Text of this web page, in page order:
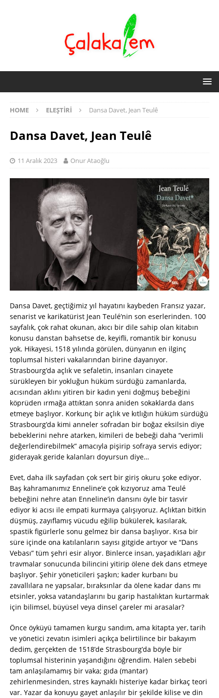
HOME ELEŞTIRI Dansa Davet, Jean Teulê
Dansa Davet, Jean Teulê
11 Aralık 2023 Onur Ataoğlu
Dansa Davet, geçtiğimiz yıl hayatını kaybeden Fransız yazar,
senarist ve karikatürist Jean Teulé’nin son eserlerinden. 100
sayfalık, çok rahat okunan, akıcı bir dile sahip olan kitabın
konusu danstan bahsetse de, keyifli, romantik bir konusu
yok. Hikayesi, 1518 yılında görülen, dünyanın en ilginç
toplumsal histeri vakalarından birine dayanıyor.
Strasbourg’da açlık ve sefaletin, insanları cinayete
sürükleyen bir yokluğun hüküm sürdüğü zamanlarda,
acısından aklını yitiren bir kadın yeni doğmuş bebeğini
köprüden ırmağa attıktan sonra aniden sokaklarda dans
etmeye başlıyor. Korkunç bir açlık ve kıtlığın hüküm sürdüğü
Strasbourg’da kimi anneler sofradan bir boğaz eksilsin diye
bebeklerini nehre atarken, kimileri de bebeği daha “verimli
değerlendirebilmek” amacıyla pişirip sofraya servis ediyor;
giderayak geride kalanları doyursun diye…
Evet, daha ilk sayfadan çok sert bir giriş okuru şoke ediyor.
Baş kahramanımız Enneline’e çok kızıyoruz ama Teulé
bebeğini nehre atan Enneline’in dansını öyle bir tasvir
ediyor ki acısı ile empati kurmaya çalışıyoruz. Açlıktan bitkin
düşmüş, zayıflamış vücudu eğilip bükülerek, kasılarak,
spastik figürlerle sonu gelmez bir dansa başlıyor. Kısa bir
süre içinde ona katılanların sayısı gitgide artıyor ve “Dans
Vebası” tüm şehri esir alıyor. Binlerce insan, yaşadıkları ağır
travmalar sonucunda bilincini yitirip ölene dek dans etmeye
başlıyor. Şehir yöneticileri şaşkın; kader kurbanı bu
zavallılara ne yapsalar, bıraksınlar da ölene kadar dans mı
etsinler, yoksa vatandaşlarını bu garip hastalıktan kurtarmak
için bilimsel, büyüsel veya dinsel çareler mi arasalar?
Önce öyküyü tamamen kurgu sandım, ama kitapta yer, tarih
ve yönetici zevatın isimleri açıkça belirtilince bir bakayım
dedim, gerçekten de 1518’de Strasbourg’da böyle bir
toplumsal histerinin yaşandığını öğrendim. Halen sebebi
tam anlaşılamamış bir vaka; gıda (mantar)
zehirlenmesinden, stres kaynaklı histeriye kadar birkaç teori
var. Yazar da konuyu gayet anlaşılır bir şekilde kilise ve din